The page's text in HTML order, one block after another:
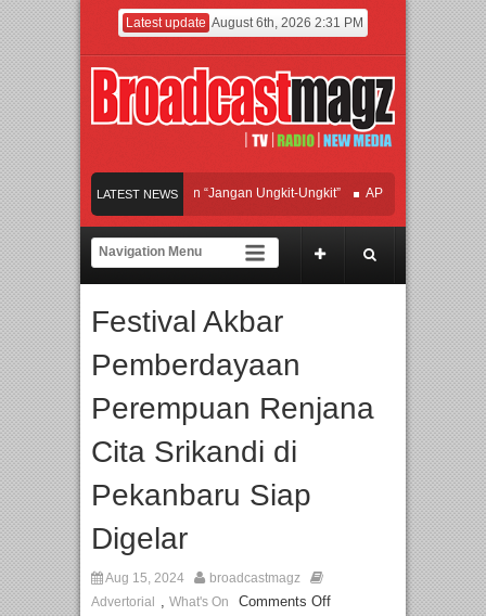
Latest update August 6th, 2026 2:31 PM
LATEST NEWS
Hadirkan Hipdut Modern “Jangan Ungkit-Ungkit” APMF 2026 Dorong
Perpaduan Warisan Dan Semangat Lokal, BIRKENSTOCK INDONESIA
Orchestra Presents The Beatles & Queen – feat. Marcello Tahitoe dan
Festival Akbar
Pemberdayaan
Perempuan Renjana
Cita Srikandi di
Pekanbaru Siap
Digelar
Aug 15, 2024
broadcastmagz
Advertorial
, What's On Comments Off